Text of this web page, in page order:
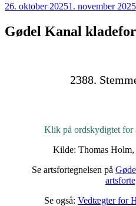
Udgivet
26. oktober 20251. november 2025
Gødel Kanal
2388.
Klik på ordskydigtet for
Kilde: Thomas
Se artsfortegnelsen på
Se også: Vedtægter for